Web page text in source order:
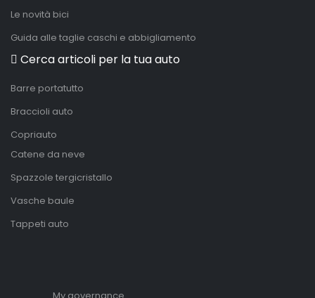
Le novità bici
Guida alle taglie caschi e abbigliamento
Cerca articoli per la tua auto
Barre portatutto
Braccioli auto
Copriauto
Catene da neve
Spazzole tergicristallo
Vasche baule
Tappeti auto